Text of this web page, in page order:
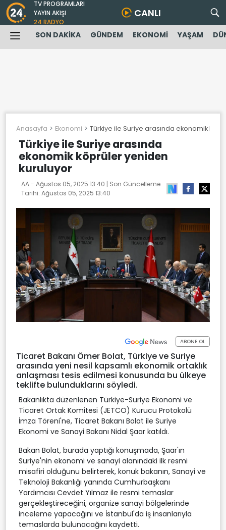
TV PROGRAMLARI
YAYIN AKIŞI
24 RADYO
CANLI
SON DAKİKA GÜNDEM EKONOMİ YAŞAM
Anasayfa Ekonomi Türkiye ile Suriye arasında ekonomik
Türkiye ile Suriye arasında
ekonomik köprüler yeniden
kuruluyor
AA - Ağustos 05, 2025 13:40 | Son Güncelleme
Tarihi: Ağustos 05, 2025 13:40
ABONE OL
Ticaret Bakanı Ömer Bolat, Türkiye ve Suriye
arasında yeni nesil kapsamlı ekonomik ortaklık
anlaşması tesis edilmesi konusunda bu ülkeye
teklifte bulunduklarını söyledi.
Bakanlıkta düzenlenen Türkiye-Suriye Ekonomi ve
Ticaret Ortak Komitesi (JETCO) Kurucu Protokolü
İmza Töreni'ne, Ticaret Bakanı Bolat ile Suriye
Ekonomi ve Sanayi Bakanı Nidal Şaar katıldı.
Bakan Bolat, burada yaptığı konuşmada, Şaar'ın
Suriye'nin ekonomi ve sanayi alanındaki ilk resmi
misafiri olduğunu belirterek, konuk bakanın, Sanayi ve
Teknoloji Bakanlığı yanında Cumhurbaşkanı
Yardımcısı Cevdet Yılmaz ile resmi temaslar
gerçekleştireceğini, organize sanayi bölgelerinde
inceleme yapacağını ve İstanbul'da iş insanlarıyla
temaslarda bulunacağını kaydetti.